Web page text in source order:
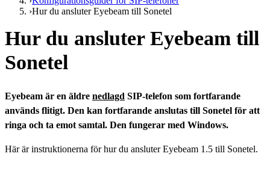
›Hur du ansluter Eyebeam till Sonetel
Hur du ansluter Eyebeam till
Sonetel
Eyebeam är en äldre nedlagd SIP-telefon som fortfarande
används flitigt. Den kan fortfarande anslutas till Sonetel för att
ringa och ta emot samtal. Den fungerar med Windows.
Här är instruktionerna för hur du ansluter Eyebeam 1.5 till Sonetel.